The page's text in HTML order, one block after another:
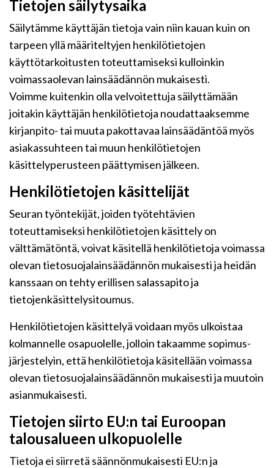
Tietojen säilytysaika
Säilytämme käyttäjän tietoja vain niin kauan kuin on
tarpeen yllä määriteltyjen henkilötietojen
käyttötarkoitusten toteuttamiseksi kulloinkin
voimassaolevan lainsäädännön mukaisesti.
Voimme kuitenkin olla velvoitettuja säilyttämään
joitakin käyttäjän henkilötietoja noudattaaksemme
kirjanpito- tai muuta pakottavaa lainsäädäntöä myös
asiakassuhteen tai muun henkilötietojen
käsittelyperusteen päättymisen jälkeen.
Henkilötietojen käsittelijät
Seuran työntekijät, joiden työtehtävien
toteuttamiseksi henkilötietojen käsittely on
välttämätöntä, voivat käsitellä henkilötietoja voimassa
olevan tietosuojalainsäädännön mukaisesti ja heidän
kanssaan on tehty erillisen salassapito ja
tietojenkäsittelysitoumus.
Henkilötietojen käsittelyä voidaan myös ulkoistaa
kolmannelle osapuolelle, jolloin takaamme sopimus-
järjestelyin, että henkilötietoja käsitellään voimassa
olevan tietosuojalainsäädännön mukaisesti ja muutoin
asianmukaisesti.
Tietojen siirto EU:n tai Euroopan
talousalueen ulkopuolelle
Tietoja ei siirretä säännönmukaisesti EU:n ja